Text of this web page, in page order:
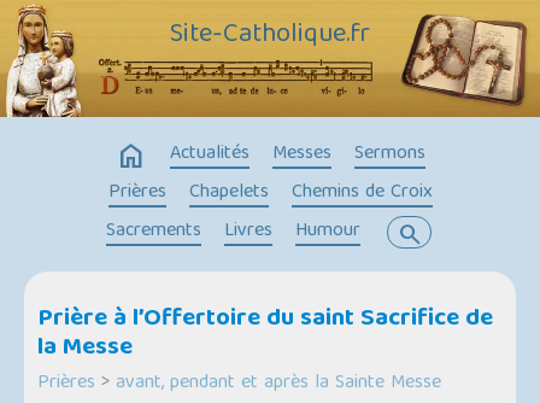
Site-Catholique.fr
home Actualités Messes
Sermons
Prières
Chapelets
Chemins de Croix
Sacrements
Livres Humour search
Prière à l’Offertoire du saint Sacrifice de
la Messe
Prières > avant, pendant et après la Sainte Messe